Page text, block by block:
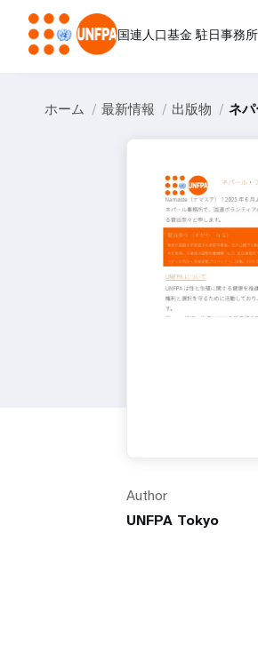
国連人口基金 駐日事務所
ホーム 最新情報 出版物 ネ
Author
UNFPA Tokyo